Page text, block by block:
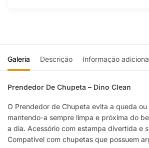
Galeria Descrição Informação
Prendedor De Chupeta – Dino Clean
O Prendedor de Chupeta evita a queda
mantendo-a sempre limpa e próxima do
a dia. Acessório com estampa divertida e
Compatível com chupetas que possuem